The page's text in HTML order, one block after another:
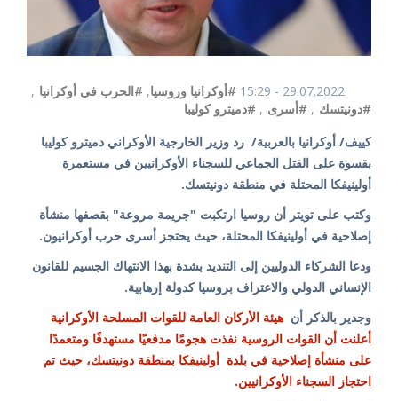
29.07.2022 - 15:29 #أوكرانيا وروسيا, #الحرب في أوكرانيا ,
#دونيتسك , #أسرى , #دميترو كوليبا
كييف/ أوكرانيا بالعربية/ رد وزير الخارجية الأوكراني دميترو كوليبا
بقسوة على القتل الجماعي للسجناء الأوكرانيين في مستعمرة
أولينيفكا المحتلة في منطقة دونيتسك.
وكتب على تويتر أن روسيا ارتكبت "جريمة مروعة" بقصفها منشأة
إصلاحية في أولينيفكا المحتلة، حيث يحتجز أسرى حرب أوكرانيون.
ودعا الشركاء الدوليين إلى التنديد بشدة بهذا الانتهاك الجسيم للقانون
الإنساني الدولي والاعتراف بروسيا كدولة إرهابية.
وجدير بالذكر أن هيئة الأركان العامة للقوات المسلحة الأوكرانية
أعلنت أن القوات الروسية نفذت هجومًا مدفعيًا مستهدفًا ومتعمدًا
على منشأة إصلاحية في بلدة أولينيفكا بمنطقة دونيتسك، حيث تم
احتجاز السجناء الأوكرانيين.